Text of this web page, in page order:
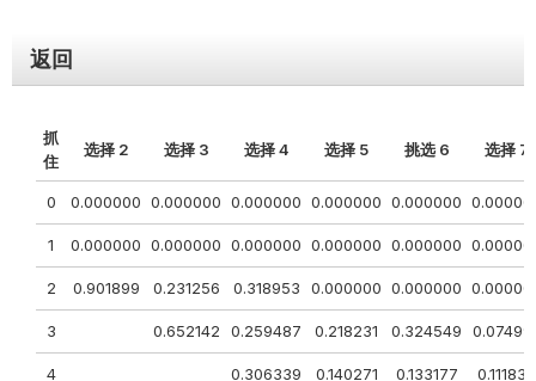
返回
抓
住
选择 2 选择 3 选择 4 选择 5 挑选 6 选择 7
0 0.000000 0.000000 0.000000 0.000000 0.000000
1 0.000000 0.000000 0.000000 0.000000 0.000000
2 0.901899 0.231256 0.318953 0.000000 0.000000
3 0.652142 0.259487 0.218231 0.324549
4 0.306339 0.140271 0.133177 0.111838